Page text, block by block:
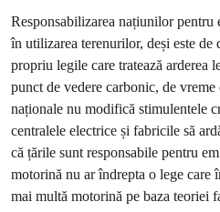
Responsabilizarea națiunilor pentru
în utilizarea terenurilor, deși este
propriu legile care tratează arderea
punct de vedere carbonic, de vreme
naționale nu modifică stimulentele
centralele electrice și fabricile să
că țările sunt responsabile pentru
motorină nu ar îndrepta o lege care
mai multă motorină pe baza teoriei